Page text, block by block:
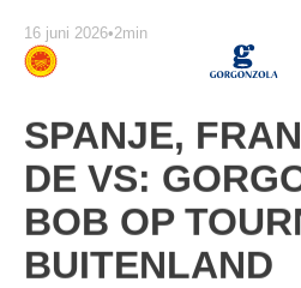
16 juni 2026•2min
SPANJE,
DE VS:
BOB OP
BUITENLAND